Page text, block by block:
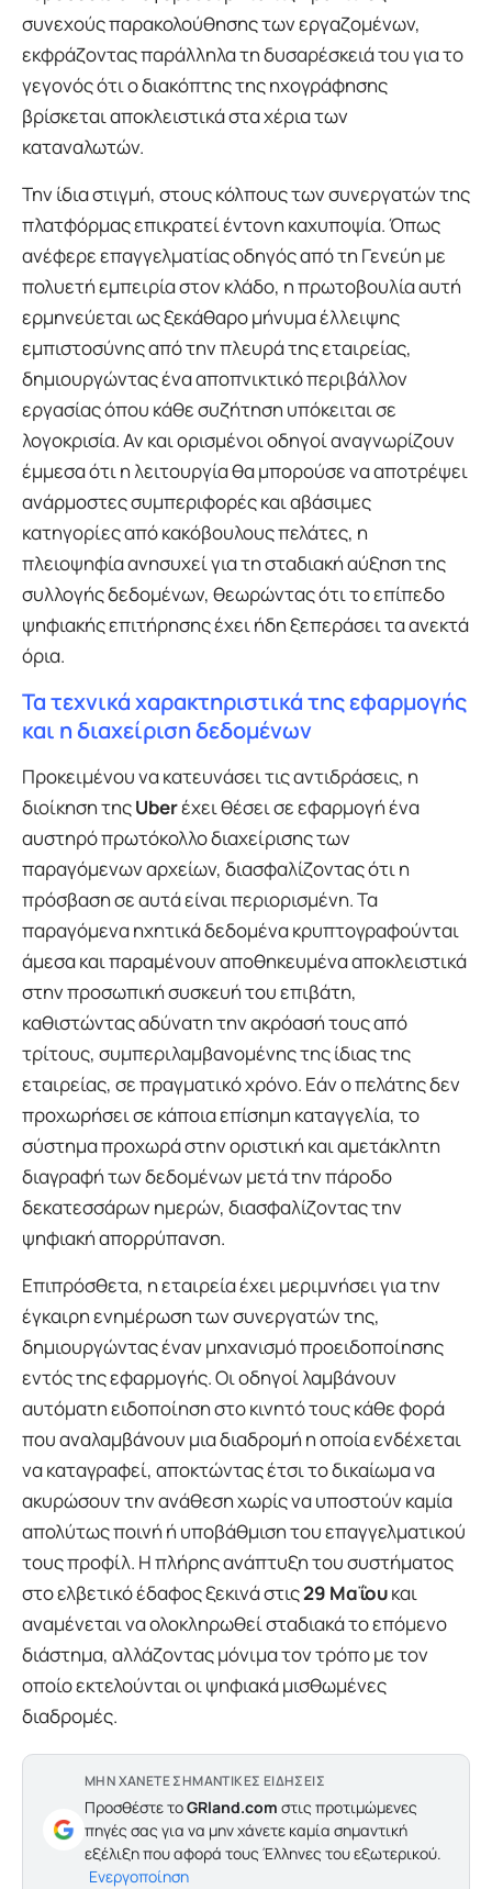
συνεχούς παρακολούθησης των εργαζομένων,
εκφράζοντας παράλληλα τη δυσαρέσκειά του για το
γεγονός ότι ο διακόπτης της ηχογράφησης
βρίσκεται αποκλειστικά στα χέρια των
καταναλωτών.
Την ίδια στιγμή, στους κόλπους των συνεργατών της
πλατφόρμας επικρατεί έντονη καχυποψία. Όπως
ανέφερε επαγγελματίας οδηγός από τη Γενεύη με
πολυετή εμπειρία στον κλάδο, η πρωτοβουλία αυτή
ερμηνεύεται ως ξεκάθαρο μήνυμα έλλειψης
εμπιστοσύνης από την πλευρά της εταιρείας,
δημιουργώντας ένα αποπνικτικό περιβάλλον
εργασίας όπου κάθε συζήτηση υπόκειται σε
λογοκρισία. Αν και ορισμένοι οδηγοί αναγνωρίζουν
έμμεσα ότι η λειτουργία θα μπορούσε να αποτρέψει
ανάρμοστες συμπεριφορές και αβάσιμες
κατηγορίες από κακόβουλους πελάτες, η
πλειοψηφία ανησυχεί για τη σταδιακή αύξηση της
συλλογής δεδομένων, θεωρώντας ότι το επίπεδο
ψηφιακής επιτήρησης έχει ήδη ξεπεράσει τα ανεκτά
όρια.
Τα τεχνικά χαρακτηριστικά της εφαρμογής
και η διαχείριση δεδομένων
Προκειμένου να κατευνάσει τις αντιδράσεις, η
διοίκηση τηςUberέχει θέσει σε εφαρμογή ένα
αυστηρό πρωτόκολλο διαχείρισης των
παραγόμενων αρχείων, διασφαλίζοντας ότι η
πρόσβαση σε αυτά είναι περιορισμένη. Τα
παραγόμενα ηχητικά δεδομένα κρυπτογραφούνται
άμεσα και παραμένουν αποθηκευμένα αποκλειστικά
στην προσωπική συσκευή του επιβάτη,
καθιστώντας αδύνατη την ακρόασή τους από
τρίτους, συμπεριλαμβανομένης της ίδιας της
εταιρείας, σε πραγματικό χρόνο. Εάν ο πελάτης δεν
προχωρήσει σε κάποια επίσημη καταγγελία, το
σύστημα προχωρά στην οριστική και αμετάκλητη
διαγραφή των δεδομένων μετά την πάροδο
δεκατεσσάρων ημερών, διασφαλίζοντας την
ψηφιακή απορρύπανση.
Επιπρόσθετα, η εταιρεία έχει μεριμνήσει για την
έγκαιρη ενημέρωση των συνεργατών της,
δημιουργώντας έναν μηχανισμό προειδοποίησης
εντός της εφαρμογής. Οι οδηγοί λαμβάνουν
αυτόματη ειδοποίηση στο κινητό τους κάθε φορά
που αναλαμβάνουν μια διαδρομή η οποία ενδέχεται
να καταγραφεί, αποκτώντας έτσι το δικαίωμα να
ακυρώσουν την ανάθεση χωρίς να υποστούν καμία
απολύτως ποινή ή υποβάθμιση του επαγγελματικού
τους προφίλ. Η πλήρης ανάπτυξη του συστήματος
στο ελβετικό έδαφος ξεκινά στις29 Μαΐουκαι
αναμένεται να ολοκληρωθεί σταδιακά το επόμενο
διάστημα, αλλάζοντας μόνιμα τον τρόπο με τον
οποίο εκτελούνται οι ψηφιακά μισθωμένες
διαδρομές.
ΜΗΝ ΧΑΝΕΤΕ ΣΗΜΑΝΤΙΚΕΣ ΕΙΔΗΣΕΙΣ
Προσθέστε τοGRland.com στις προτιμώμενες
πηγές σας για να μην χάνετε καμία σημαντική
εξέλιξη που αφορά τους Έλληνες του εξωτερικού.
Ενεργοποίηση